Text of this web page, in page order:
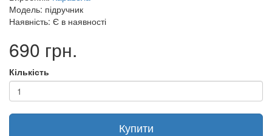
Модель: підручник
Наявність: Є в наявності
690 грн.
Кількість
Купити